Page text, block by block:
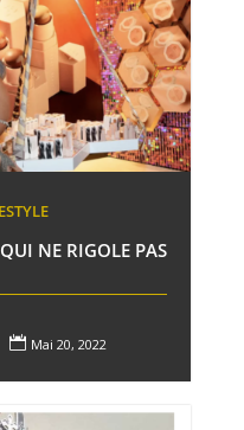
NE RIGOLE PAS
 Mai 20, 2022